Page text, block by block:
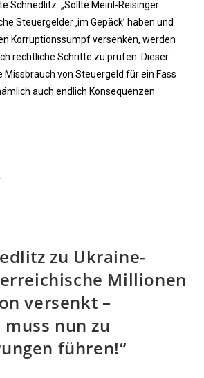
Schnedlitz: „Sollte Meinl-Reisinger
Steuergelder ‚im Gepäck’ haben und
Korruptionssumpf versenken, werden
rechtliche Schritte zu prüfen. Dieser
von Steuergeld für ein Fass
auch endlich Konsequenzen
zu Ukraine-
Millionen
versenkt –
nun zu
führen!“